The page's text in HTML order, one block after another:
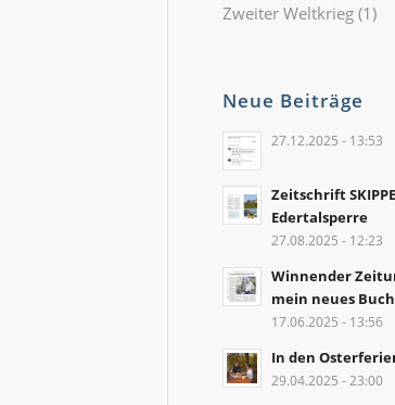
Zweiter Weltkrieg (1)
Neue Beiträge
27.12.2025 - 13:53
Zeitschrift
Edertalsperre
27.08.2025 - 12:23
Winnender
mein neues Buch
17.06.2025 - 13:56
In den
29.04.2025 - 23:00